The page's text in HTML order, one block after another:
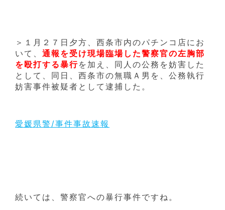
＞１月２７日夕方、西条市内のパチンコ店にお
いて、 通報を受け現場臨場した警察官の左胸部
を殴打する暴行を加え、同人の公務を妨害した
として、同日、西条市の無職Ａ男を、公務執行
妨害事件被疑者として逮捕した。
愛媛県警/事件事故速報
続いては、警察官への暴行事件ですね。